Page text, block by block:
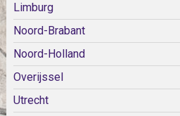
Limburg
Noord-Brabant
Noord-Holland
Overijssel
Utrecht